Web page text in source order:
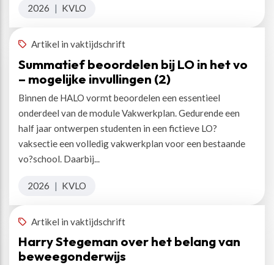
2026 | KVLO
Artikel in vaktijdschrift
Summatief beoordelen bij LO in het vo
– mogelijke invullingen (2)
Binnen de HALO vormt beoordelen een essentieel
onderdeel van de module Vakwerkplan. Gedurende een
half jaar ontwerpen studenten in een fictieve LO?
vaksectie een volledig vakwerkplan voor een bestaande
vo?school. Daarbij...
2026 | KVLO
Artikel in vaktijdschrift
Harry Stegeman over het belang van
beweegonderwijs